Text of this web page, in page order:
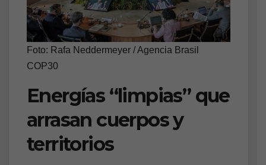
Foto: Rafa Neddermeyer / Agencia Brasil
COP30
Energías “limpias” que
arrasan cuerpos y
territorios